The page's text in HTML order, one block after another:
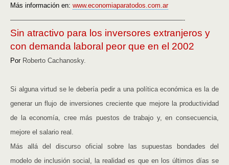
Más información en: www.economiaparatodos.com.ar
——————————————————————————-
Sin atractivo para los inversores extranjeros y
con demanda laboral peor que en el 2002
Por Roberto Cachanosky.
Si alguna virtud se le debería pedir a una política económica es la de
generar un flujo de inversiones creciente que mejore la productividad
de la economía, cree más puestos de trabajo y, en consecuencia,
mejore el salario real.
Más allá del discurso oficial sobre las supuestas bondades del
modelo de inclusión social, la realidad es que en los últimos días se